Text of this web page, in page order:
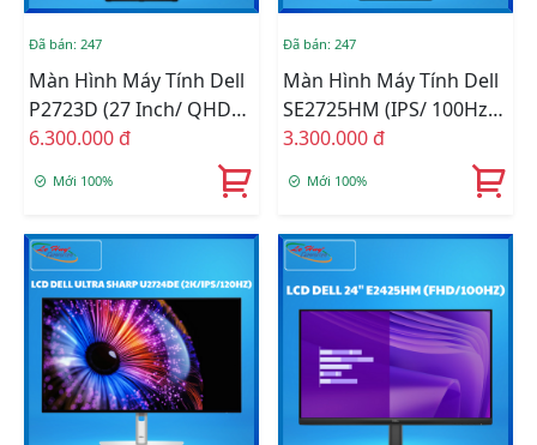
Đã bán: 247
Màn Hình Máy Tính Dell
P2723D (27 Inch/ QHD
(2K)/ IPS/ 60Hz/ 8 Ms)
6.300.000 đ
Mới 100%
Đã bán: 247
Màn Hình Máy Tính Dell
SE2725HM (IPS/ 100Hz/
FHD/ HDMI/ VGA)
3.300.000 đ
Mới 100%